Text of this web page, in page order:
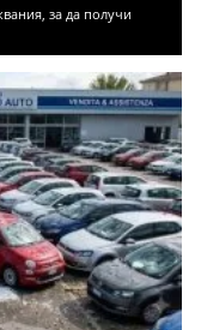
за да получи